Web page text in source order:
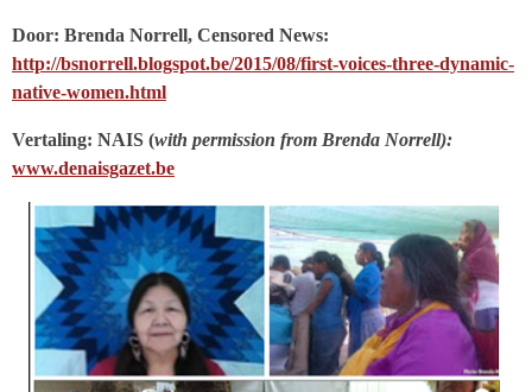
Door: Brenda Norrell, Censored News:
http://bsnorrell.blogspot.be/2015/08/first-voices-three-dynamic-
native-women.html
Vertaling: NAIS (with permission from Brenda Norrell):
www.denaisgazet.be